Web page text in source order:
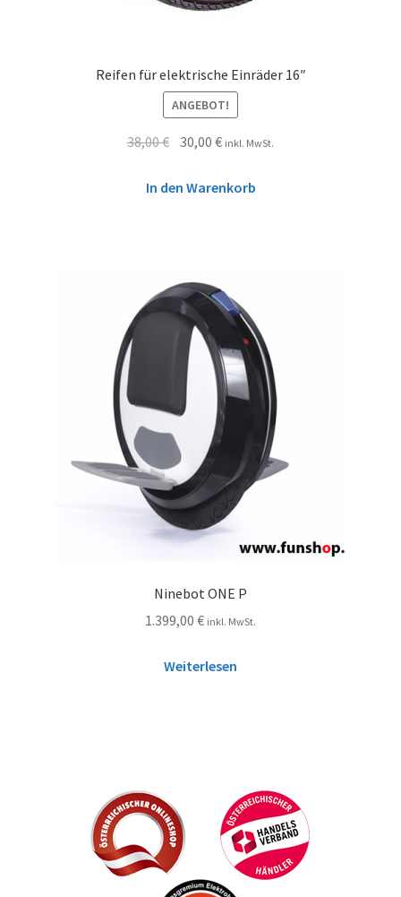
Reifen für elektrische Einräder 16″
ANGEBOT!
38,00€ 30,00€ inkl. MwSt.
In den Warenkorb
Ninebot ONE P
1.399,00 € inkl. MwSt.
Weiterlesen